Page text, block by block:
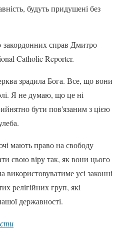
будуть придушені без
закордонних справ Дмитро
Catholic Reporter.
зрадила Бога. Все, що вони
Я не думаю, що це ні
бути пов'язаним з цією
мають право на свободу
свою віру так, як вони цього
усі законні
релігійних груп, які
державності.